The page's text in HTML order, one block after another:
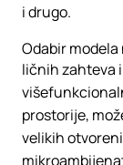
i drugo.
Odabir
ličnih zahteva
prostorije,
velikih